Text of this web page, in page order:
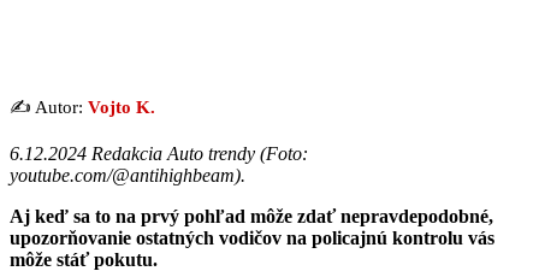
✍️ Autor: Vojto K.
6.12.2024 Redakcia Auto trendy (Foto:
youtube.com/@antihighbeam).
Aj keď sa to na prvý pohľad môže zdať nepravdepodobné,
upozorňovanie ostatných vodičov na policajnú kontrolu vás
môže stáť pokutu.